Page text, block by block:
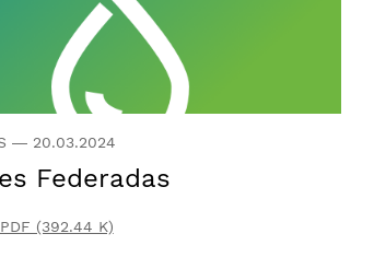
— 20.03.2024
Federadas
(392.44 K)